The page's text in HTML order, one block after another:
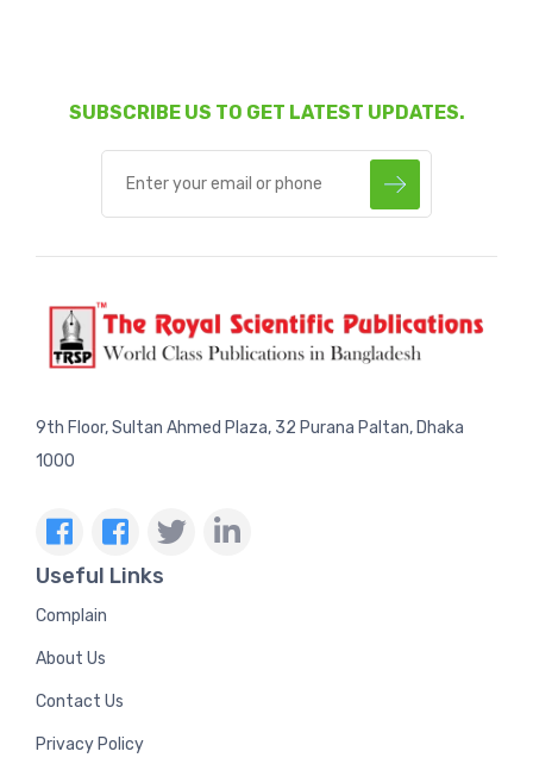
SUBSCRIBE US TO GET LATEST UPDATES.
9th Floor, Sultan Ahmed Plaza, 32 Purana Paltan, Dhaka
1000
Useful Links
Complain
About Us
Contact Us
Privacy Policy